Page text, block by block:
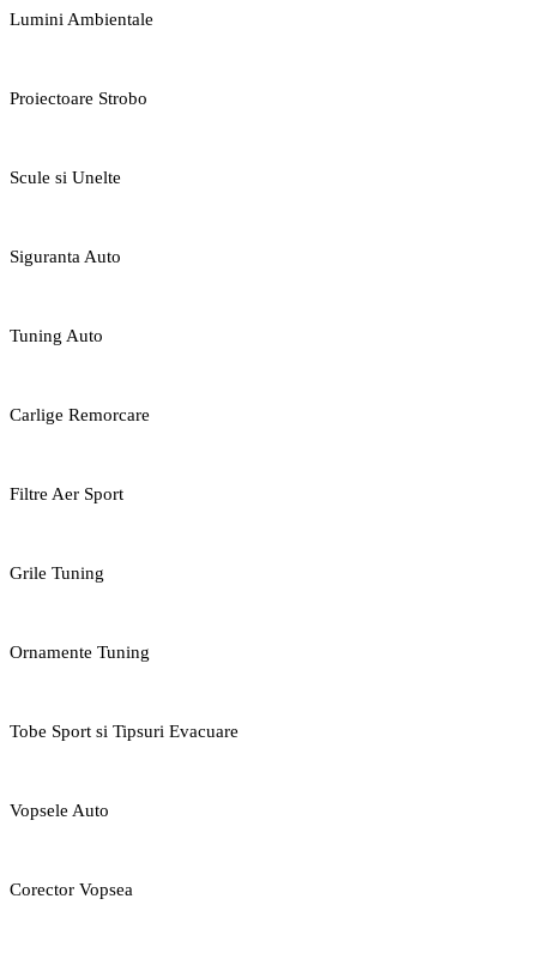
Lumini Ambientale
Proiectoare Strobo
Scule si Unelte
Siguranta Auto
Tuning Auto
Carlige Remorcare
Filtre Aer Sport
Grile Tuning
Ornamente Tuning
Tobe Sport si Tipsuri Evacuare
Vopsele Auto
Corector Vopsea